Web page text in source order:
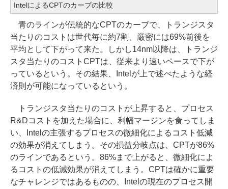
IntelによるCPTのカーブの比較
青のラインが伝統的なCPTのカーブで、トランジスタ
当たりのコストは世代毎に約7割、厳密には69%前後を
平均として下がって来た。しかし14nm以降は、トランジ
スタ当たりのコストCPTは、従来より速いペースで下が
っているという。その結果、Intelが上で述べたような経
済則が可能になっているという。
トランジスタ当たりのコストが上昇すると、プロセス
R&Dコストを加えた場合に、利幅マージンを食ってしま
い、Intelの主張するプロセスの微細化によるコスト低減
の効果が消えてしまう。その損益分岐点は、CPTが86%
のラインであるという。86%まで上がると、微細化によ
るコストの低減効果が消えてしまう。CPTは確かに重要
なチャレンジではあるものの、Intelの現在のプロセス開